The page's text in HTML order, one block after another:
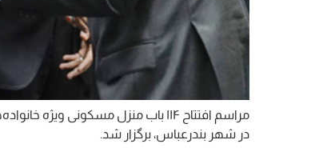
مراسم افتتاح ۱۱۴ باب منزل
در شهر بندرعباس، برگزار شد.